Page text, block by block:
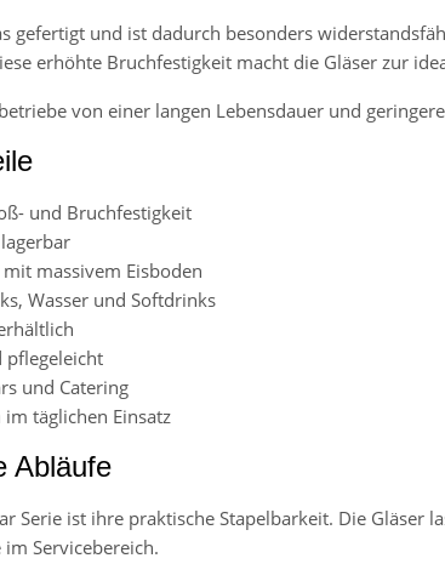
gefertigt und ist dadurch besonders
erhöhte Bruchfestigkeit macht die Gläser zur
von einer langen Lebensdauer und
und Bruchfestigkeit
massivem Eisboden
Wasser und Softdrinks
pflegeleicht
und Catering
täglichen Einsatz
Abläufe
Serie ist ihre praktische Stapelbarkeit. Die Gläser
Servicebereich.